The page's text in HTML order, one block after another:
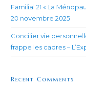
Familial 21 « La
20 novembre 2025
Concilier vie
frappe les cadres –
Recent Comments